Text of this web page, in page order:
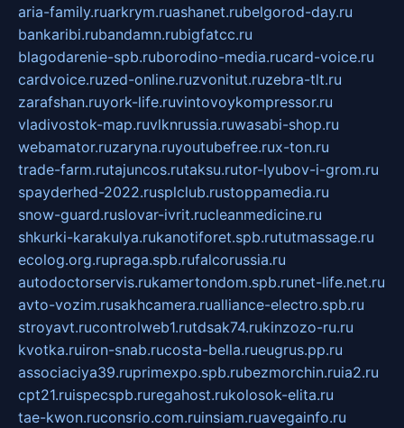
aria-family.ruarkrym.ruashanet.rubelgorod-day.ru
bankaribi.rubandamn.rubigfatcc.ru
blagodarenie-spb.ruborodino-media.rucard-voice.ru
cardvoice.ruzed-online.ruzvonitut.ruzebra-tlt.ru
zarafshan.ruyork-life.ruvintovoykompressor.ru
vladivostok-map.ruvlknrussia.ruwasabi-shop.ru
webamator.ruzaryna.ruyoutubefree.rux-ton.ru
trade-farm.rutajuncos.rutaksu.rutor-lyubov-i-grom.ru
spayderhed-2022.rusplclub.rustoppamedia.ru
snow-guard.ruslovar-ivrit.rucleanmedicine.ru
shkurki-karakulya.rukanotiforet.spb.rututmassage.ru
ecolog.org.rupraga.spb.rufalcorussia.ru
autodoctorservis.rukamertondom.spb.runet-life.net.ru
avto-vozim.rusakhcamera.rualliance-electro.spb.ru
stroyavt.rucontrolweb1.rutdsak74.rukinzozo-ru.ru
kvotka.ruiron-snab.rucosta-bella.rueugrus.pp.ru
associaciya39.ruprimexpo.spb.rubezmorchin.ruia2.ru
cpt21.ruispecspb.ruregahost.rukolosok-elita.ru
tae-kwon.ruconsrio.com.ruinsiam.ruavegainfo.ru